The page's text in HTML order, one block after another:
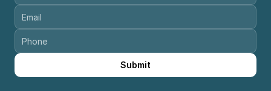
Submit